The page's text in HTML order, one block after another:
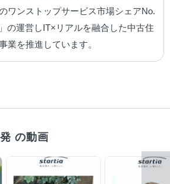
ワンストップサービス市場シェアNo.
の運営しIT×リアルを融合した中古住
業を推進しています。
の動画